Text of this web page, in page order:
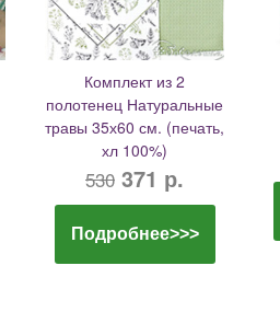
Комплект из 2
полотенец Натуральные
травы 35х60 см. (печать,
хл 100%)
530 371 р.
Подробнее>>>